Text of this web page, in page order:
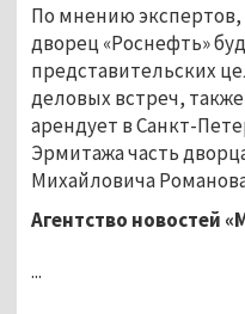
По мнению экспертов,
дворец «Роснефть»
представительских
деловых встреч, также
арендует в Санкт-
Эрмитажа часть
Михайловича
Агентство новостей
...